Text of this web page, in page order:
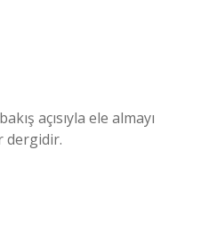
açısıyla ele almayı
dergidir.